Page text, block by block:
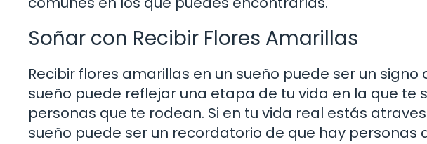
Soñar con Recibir Flores Amarillas
Recibir flores amarillas en un sueño puede ser un
sueño puede reflejar una etapa de tu vida en la que te
personas que te rodean. Si en tu vida real estás
sueño puede ser un recordatorio de que hay personas